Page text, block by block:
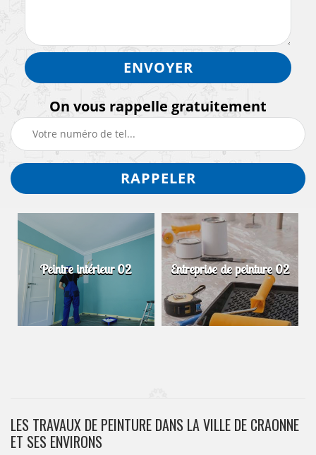
On vous rappelle gratuitement
Peintre intérieur 02 Entreprise de peinture 02
LES TRAVAUX DE PEINTURE DANS LA VILLE DE CRAONNE
ET SES ENVIRONS